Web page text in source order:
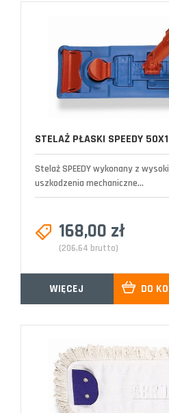
STELAŻ PŁASKI SPEEDY
Stelaż SPEEDY wykonany z
uszkodzenia mechaniczne...
168,00 zł
(206,64 brutto)
WIĘCEJ DO